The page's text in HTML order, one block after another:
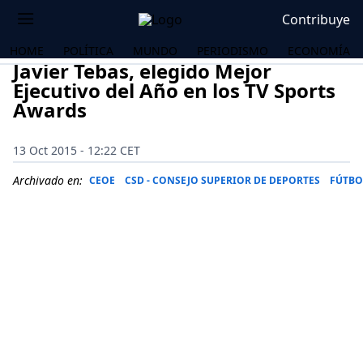
Contribuye
HOME POLÍTICA MUNDO PERIODISMO ECONOMÍA
Javier Tebas, elegido Mejor
Ejecutivo del Año en los TV Sports
Awards
13 Oct 2015 - 12:22 CET
Archivado en: CEOE CSD - CONSEJO SUPERIOR DE DEPORTES